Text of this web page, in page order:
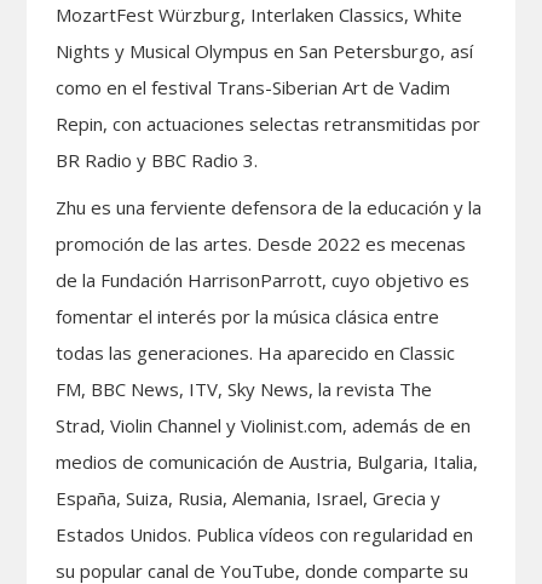
MozartFest Würzburg, Interlaken Classics, White
Nights y Musical Olympus en San Petersburgo, así
como en el festival Trans-Siberian Art de Vadim
Repin, con actuaciones selectas retransmitidas por
BR Radio y BBC Radio 3.
Zhu es una ferviente defensora de la educación y la
promoción de las artes. Desde 2022 es mecenas
de la Fundación HarrisonParrott, cuyo objetivo es
fomentar el interés por la música clásica entre
todas las generaciones. Ha aparecido en Classic
FM, BBC News, ITV, Sky News, la revista The
Strad, Violin Channel y Violinist.com, además de en
medios de comunicación de Austria, Bulgaria, Italia,
España, Suiza, Rusia, Alemania, Israel, Grecia y
Estados Unidos. Publica vídeos con regularidad en
su popular canal de YouTube, donde comparte su